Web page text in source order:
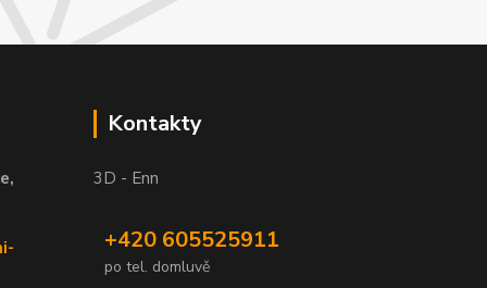
Kontakty
3D - Enn
+420 605525911
po tel. domluvě